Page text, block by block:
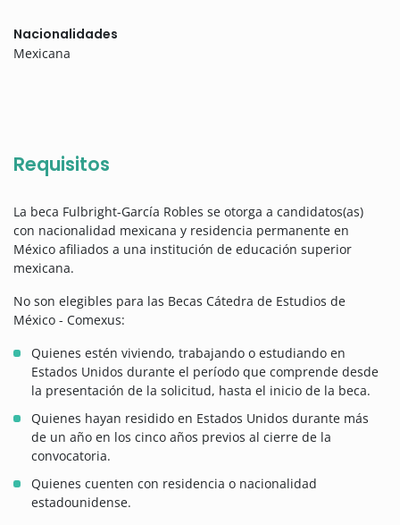
Nacionalidades
Mexicana
Requisitos
La beca Fulbright-García Robles se otorga a candidatos(as)
con nacionalidad mexicana y residencia permanente en
México afiliados a una institución de educación superior
mexicana.
No son elegibles para las Becas Cátedra de Estudios de
México - Comexus:
Quienes estén viviendo, trabajando o estudiando en
Estados Unidos durante el período que comprende desde
la presentación de la solicitud, hasta el inicio de la beca.
Quienes hayan residido en Estados Unidos durante más
de un año en los cinco años previos al cierre de la
convocatoria.
Quienes cuenten con residencia o nacionalidad
estadounidense.